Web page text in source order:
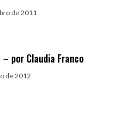
de 2011
por Claudia Franco
de 2012